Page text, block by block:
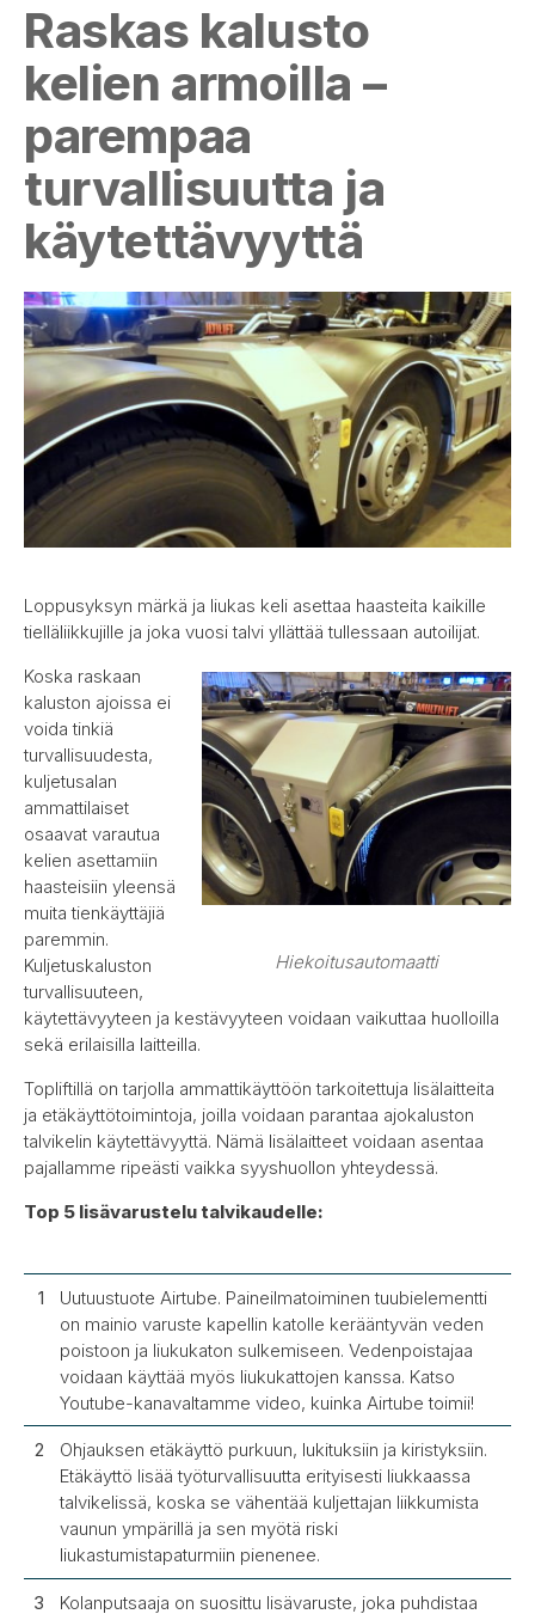
Raskas kalusto
kelien armoilla –
parempaa
turvallisuutta ja
käytettävyyttä
Loppusyksyn märkä ja liukas keli asettaa haasteita kaikille
tielläliikkujille ja joka vuosi talvi yllättää tullessaan autoilijat.
Hiekoitusautomaatti
Koska raskaan
kaluston ajoissa ei
voida tinkiä
turvallisuudesta,
kuljetusalan
ammattilaiset
osaavat varautua
kelien asettamiin
haasteisiin yleensä
muita tienkäyttäjiä
paremmin.
Kuljetuskaluston
turvallisuuteen,
käytettävyyteen ja kestävyyteen voidaan vaikuttaa huolloilla
sekä erilaisilla laitteilla.
Topliftillä on tarjolla ammattikäyttöön tarkoitettuja lisälaitteita
ja etäkäyttötoimintoja, joilla voidaan parantaa ajokaluston
talvikelin käytettävyyttä. Nämä lisälaitteet voidaan asentaa
pajallamme ripeästi vaikka syyshuollon yhteydessä.
Top 5 lisävarustelu talvikaudelle:
Uutuustuote Airtube. Paineilmatoiminen tuubielementti
on mainio varuste kapellin katolle kerääntyvän veden
poistoon ja liukukaton sulkemiseen. Vedenpoistajaa
voidaan käyttää myös liukukattojen kanssa. Katso
Youtube-kanavaltamme video, kuinka Airtube toimii!
Ohjauksen etäkäyttö purkuun, lukituksiin ja kiristyksiin.
Etäkäyttö lisää työturvallisuutta erityisesti liukkaassa
talvikelissä, koska se vähentää kuljettajan liikkumista
vaunun ympärillä ja sen myötä riski
liukastumistapaturmiin pienenee.
Kolanputsaaja on suosittu lisävaruste, joka puhdistaa